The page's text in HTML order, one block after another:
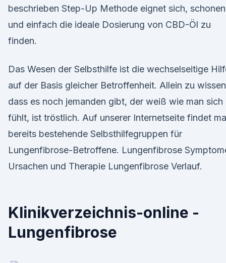
beschrieben Step-Up Methode eignet sich,
und einfach die ideale Dosierung von CBD-Öl zu
finden.
Das Wesen der Selbsthilfe ist die wechselseitige
auf der Basis gleicher Betroffenheit. Allein zu
dass es noch jemanden gibt, der weiß wie man sich
fühlt, ist tröstlich. Auf unserer Internetseite findet
bereits bestehende Selbsthilfegruppen für
Lungenfibrose-Betroffene. Lungenfibrose
Ursachen und Therapie Lungenfibrose Verlauf.
Klinikverzeichnis-online -
Lungenfibrose